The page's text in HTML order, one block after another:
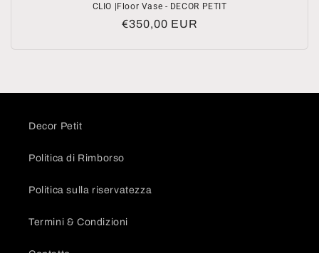
CLIO |Floor Vase - DECOR PETIT
Prezzo
€350,00 EUR
Decor Petit
Politica di Rimborso
Politica sulla riservatezza
Termini & Condizioni